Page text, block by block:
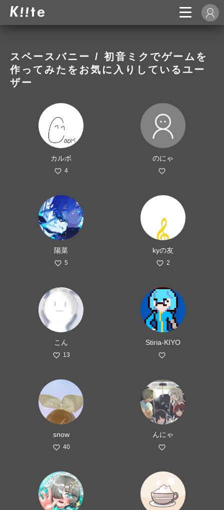
スペースバニー / 初音ミクでゲームを
作ってみたをお気に入りしているユー
ザー
カルボ
4
のにゃ
陽菜
5
kyの友
2
こん
13
Stiria-KIYO
snow
40
んにゃ